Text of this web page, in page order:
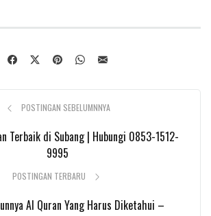
POSTINGAN SEBELUMNNYA
Terbaik di Subang | Hubungi 0853-1512-
9995
POSTINGAN TERBARU
Al Quran Yang Harus Diketahui –